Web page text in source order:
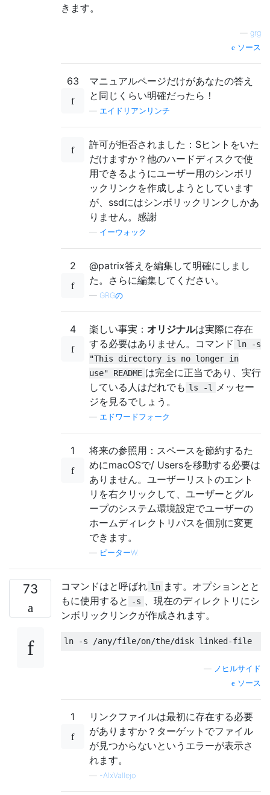
きます。
grg
ソース
63
マニュアルページだけがあなたの答え
と同じくらい明確だったら！
エイドリアンリンチ
許可が拒否されました：Sヒントをいた
だけますか？他のハードディスクで使
用できるようにユーザー用のシンボリ
ックリンクを作成しようとしています
が、ssdにはシンボリックリンクしかあ
りません。感謝
イーウォック
2
@patrix答えを編集して明確にしまし
た。さらに編集してください。
— GRGの
4 楽しい事実： オリジナルは実際に存在
する必要はありません。コマンド ln -s
"This directory is no longer in
use" README は完全に正当であり、実行
している人はだれでも ls -l
メッセー
ジを見るでしょう。
エドワードフォーク
1
将来の参照用：スペースを節約するた
めにmacOSで/ Usersを移動する必要は
ありません。ユーザーリストのエント
リを右クリックして、ユーザーとグル
ープのシステム環境設定でユーザーの
ホームディレクトリパスを個別に変更
できます。
ピーターW.
73 コマンドはと呼ばれ ln ます。オプションとと
もに使用すると
-s
、現在のディレクトリにシ
ンボリックリンクが作成されます。
ln -s /any/file/on/the/disk linked-file
ノヒルサイド
ソース
1
リンクファイルは最初に存在する必要
がありますか？ターゲットでファイル
が見つからないというエラーが表示さ
れます。
-AlxVallejo